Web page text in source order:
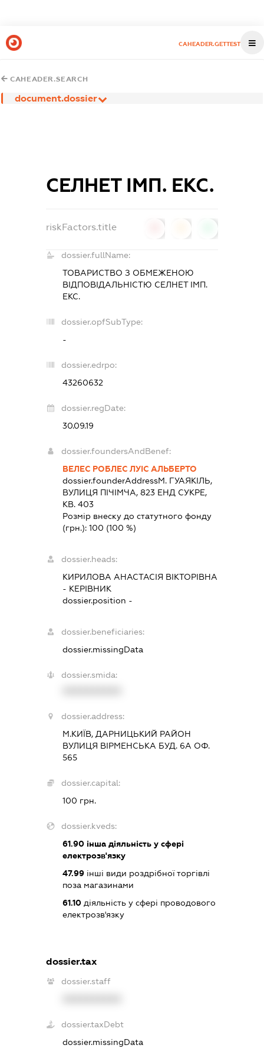
CAHEADER.GETTEST
CAHEADER.SEARCH
document.dossier
СЕЛНЕТ ІМП. ЕКС.
riskFactors.title
dossier.fullName:
ТОВАРИСТВО З ОБМЕЖЕНОЮ
ВІДПОВІДАЛЬНІСТЮ СЕЛНЕТ ІМП.
ЕКС.
dossier.opfSubType:
-
dossier.edrpo:
43260632
dossier.regDate:
30.09.19
dossier.foundersAndBenef:
ВЕЛЕС РОБЛЕС ЛУІС АЛЬБЕРТО
dossier.founderAddressМ. ГУАЯКІЛЬ,
ВУЛИЦЯ ПІЧІМЧА, 823 ЕНД СУКРЕ,
КВ. 403
Розмір внеску до статутного фонду
(грн.):100 (100 %)
dossier.heads:
КИРИЛОВА АНАСТАСІЯ ВІКТОРІВНА
- КЕРІВНИК
dossier.position -
dossier.beneficiaries:
dossier.missingData
dossier.smida:
dossier.address:
М.КИЇВ, ДАРНИЦЬКИЙ РАЙОН
ВУЛИЦЯ ВІРМЕНСЬКА БУД. 6А ОФ.
565
dossier.capital:
100 грн.
dossier.kveds:
61.90 інша діяльність у сфері
електрозв'язку
47.99 інші види роздрібної торгівлі
поза магазинами
61.10 діяльність у сфері проводового
електрозв'язку
dossier.tax
dossier.staff
dossier.taxDebt
dossier.missingData